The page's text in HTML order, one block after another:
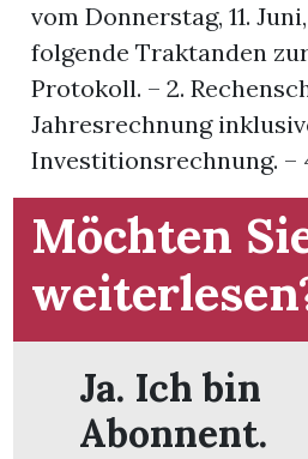
E-
Paper
Newsletter
App
vom Donnerstag, 11.
folgende Traktanden
Protokoll. – 2.
Jahresrechnung
Investitionsrechnung. –
Möchten
Ja. Ich bin
Abonnent.